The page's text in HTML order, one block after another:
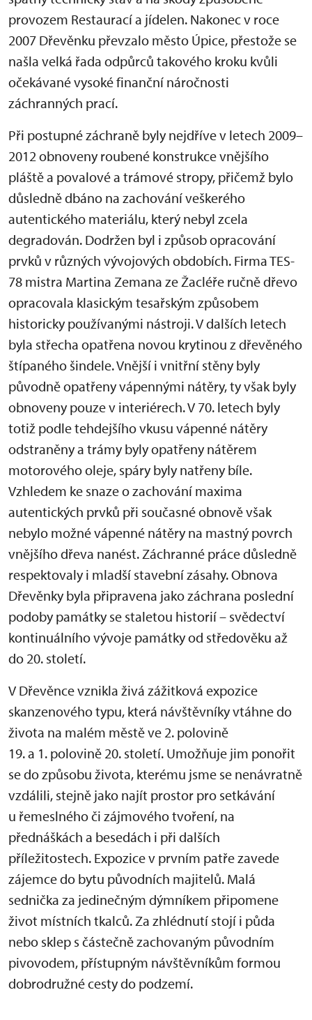
provozem Restaurací a jídelen. Nakonec v roce
2007 Dřevěnku převzalo město Úpice, přestože se
našla velká řada odpůrců takového kroku kvůli
očekávané vysoké finanční náročnosti
záchranných prací.
Při postupné záchraně byly nejdříve v letech 2009–
2012 obnoveny roubené konstrukce vnějšího
pláště a povalové a trámové stropy, přičemž bylo
důsledně dbáno na zachování veškerého
autentického materiálu, který nebyl zcela
degradován. Dodržen byl i způsob opracování
prvků v různých vývojových obdobích. Firma TES-
78 mistra Martina Zemana ze Žacléře ručně dřevo
opracovala klasickým tesařským způsobem
historicky používanými nástroji. V dalších letech
byla střecha opatřena novou krytinou z dřevěného
štípaného šindele. Vnější i vnitřní stěny byly
původně opatřeny vápennými nátěry, ty však byly
obnoveny pouze v interiérech. V 70. letech byly
totiž podle tehdejšího vkusu vápenné nátěry
odstraněny a trámy byly opatřeny nátěrem
motorového oleje, spáry byly natřeny bíle.
Vzhledem ke snaze o zachování maxima
autentických prvků při současné obnově však
nebylo možné vápenné nátěry na mastný povrch
vnějšího dřeva nanést. Záchranné práce důsledně
respektovaly i mladší stavební zásahy. Obnova
Dřevěnky byla připravena jako záchrana poslední
podoby památky se staletou historií – svědectví
kontinuálního vývoje památky od středověku až
do 20. století.
V Dřevěnce vznikla živá zážitková expozice
skanzenového typu, která návštěvníky vtáhne do
života na malém městě ve 2. polovině
19. a 1. polovině 20. století. Umožňuje jim ponořit
se do způsobu života, kterému jsme se nenávratně
vzdálili, stejně jako najít prostor pro setkávání
u řemeslného či zájmového tvoření, na
přednáškách a besedách i při dalších
příležitostech. Expozice v prvním patře zavede
zájemce do bytu původních majitelů. Malá
sednička za jedinečným dýmníkem připomene
život místních tkalců. Za zhlédnutí stojí i půda
nebo sklep s částečně zachovaným původním
pivovodem, přístupným návštěvníkům formou
dobrodružné cesty do podzemí.